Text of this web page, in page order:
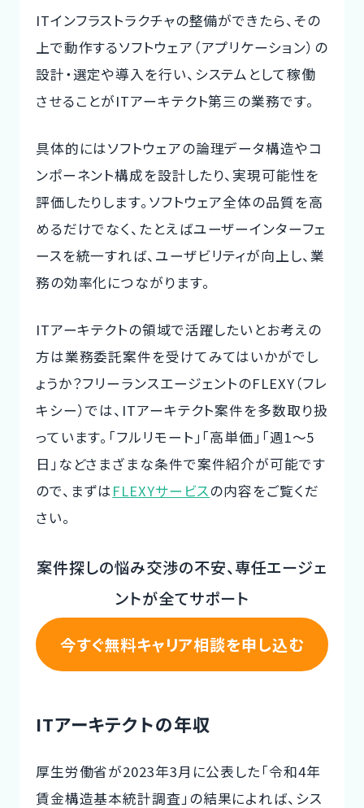
ITインフラストラクチャの整備ができたら、その
上で動作するソフトウェア（アプリケーション）の
設計・選定や導入を行い、システムとして稼働
させることがITアーキテクト第三の業務です。
具体的にはソフトウェアの論理データ構造やコ
ンポーネント構成を設計したり、実現可能性を
評価したりします。ソフトウェア全体の品質を高
めるだけでなく、たとえばユーザーインターフェ
ースを統一すれば、ユーザビリティが向上し、業
務の効率化につながります。
ITアーキテクトの領域で活躍したいとお考えの
方は業務委託案件を受けてみてはいかがでし
ょうか？フリーランスエージェントのFLEXY（フレ
キシー）では、ITアーキテクト案件を多数取り扱
っています。「フルリモート」「高単価」「週1〜5
日」などさまざまな条件で案件紹介が可能です
ので、まずはFLEXYサービスの内容をご覧くだ
さい。
案件探しの悩み交渉の不安、専任エージェ
ントが全てサポート
今すぐ無料キャリア相談を申し込む
ITアーキテクトの年収
厚生労働省が2023年3月に公表した「令和4年
賃金構造基本統計調査」の結果によれば、シス